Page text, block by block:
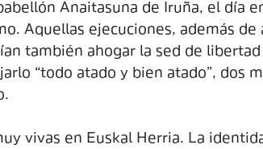
Anaitasuna de Iruña, el día
Aquellas ejecuciones, además de
también ahogar la sed de
“todo atado y bien atado”, dos
vivas en Euskal Herria. La